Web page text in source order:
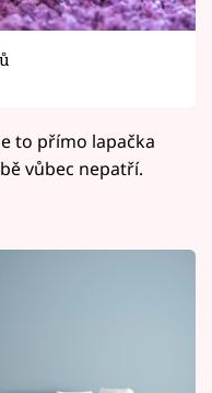
to přímo lapačka
vůbec nepatří.